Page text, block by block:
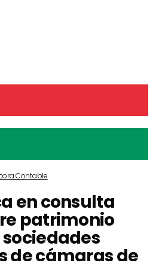
Contable
en consulta
patrimonio
de cámaras de